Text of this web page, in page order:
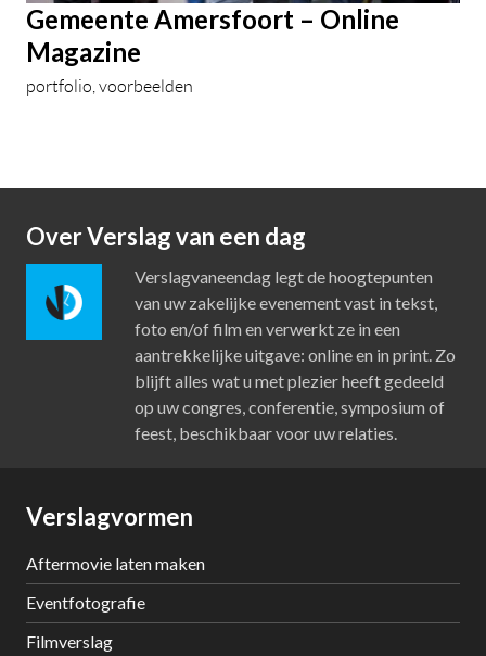
Gemeente Amersfoort – Online
Magazine
portfolio voorbeelden
Over Verslag van een dag
Verslagvaneendag legt de hoogtepunten
van uw zakelijke evenement vast in tekst,
foto en/of film en verwerkt ze in een
aantrekkelijke uitgave: online en in print. Zo
blijft alles wat u met plezier heeft gedeeld
op uw congres, conferentie, symposium of
feest, beschikbaar voor uw relaties.
Verslagvormen
Aftermovie laten maken
Eventfotografie
Filmverslag